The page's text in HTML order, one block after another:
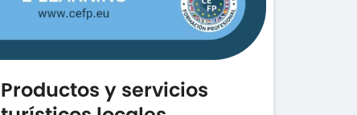
Productos y servicios